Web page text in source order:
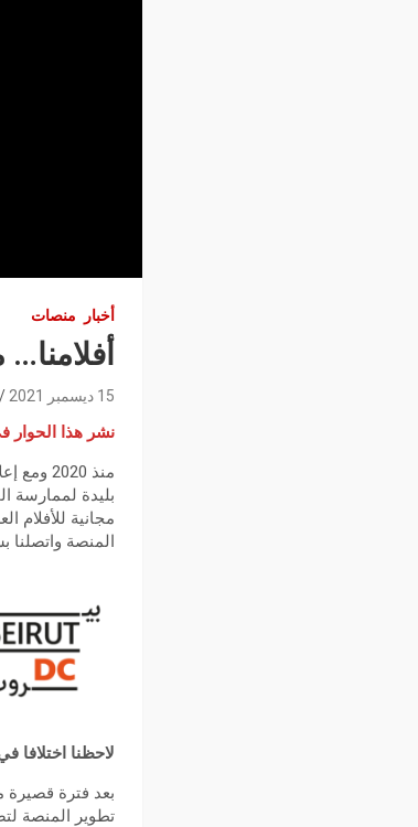
أخبار منصات
15 ديسمبر 2021
نشر هذا الحوار
منذ
بليدة لممارسة
مجانية للأفلام
المنصة واتصلنا
لاحظنا اختلافا
بعد فترة قصيرة
تطوير المنصة